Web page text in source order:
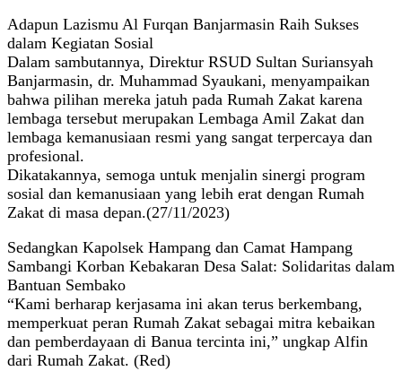
Adapun Lazismu Al Furqan Banjarmasin Raih Sukses
dalam Kegiatan Sosial
Dalam sambutannya, Direktur RSUD Sultan Suriansyah
Banjarmasin, dr. Muhammad Syaukani, menyampaikan
bahwa pilihan mereka jatuh pada Rumah Zakat karena
lembaga tersebut merupakan Lembaga Amil Zakat dan
lembaga kemanusiaan resmi yang sangat terpercaya dan
profesional.
Dikatakannya, semoga untuk menjalin sinergi program
sosial dan kemanusiaan yang lebih erat dengan Rumah
Zakat di masa depan.(27/11/2023)
Sedangkan Kapolsek Hampang dan Camat Hampang
Sambangi Korban Kebakaran Desa Salat: Solidaritas dalam
Bantuan Sembako
“Kami berharap kerjasama ini akan terus berkembang,
memperkuat peran Rumah Zakat sebagai mitra kebaikan
dan pemberdayaan di Banua tercinta ini,” ungkap Alfin
dari Rumah Zakat. (Red)